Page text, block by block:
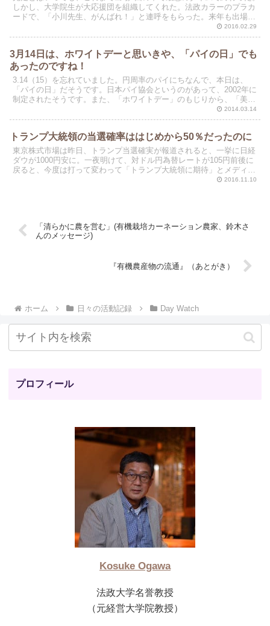
しかし、大学院生が大応援団を組織してくれた。法政カラーのプラカ
ードで、「小川先生、がんばれ！」と連呼をもらった。来年も出場を
2016.02.29
3月14日は、ホワイトデーと思いきや、「パイの日」でも
あったのですね！
3.14（15）を忘れていました。円周率のパイにちなんで、本日は、
「パイの日」だそうです。日本パイ協会というのがあって、2002年に
制定されたそうです。また、「ホワイトデー」のもじりから、「美白
2014.03.14
トランプ大統領の当選確率ははじめから50％だったのに
東京株式市場は昨日、トランプ当選確実が報道されると、一挙に日経
ダウが1000円安に。一夜明けて、対ドル円為替レートが105円前後に
戻ると、今度は打って変わって「トランプ大統領に期待」とメディア
2016.11.10
「清らかに農を営む」(有機栽培カーネーション農家、鈴木さ
んのメッセージ)
『有機農産物の流通』（あとがき）
ホーム 日々の活動記録 Day Watch
プロフィール
Kosuke Ogawa
法政大学名誉教授
（元経営大学院教授）